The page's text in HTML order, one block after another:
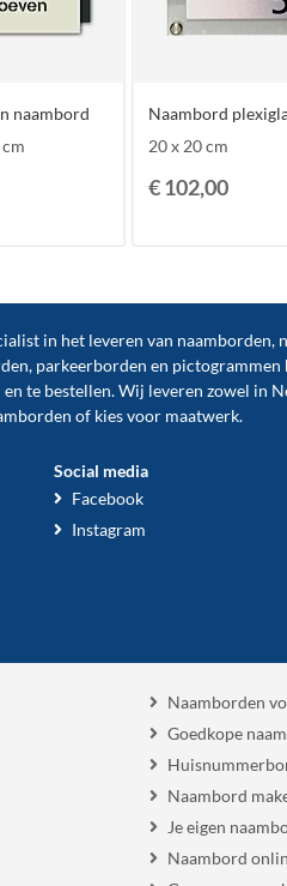
naambord
Naambord
20 x 20 cm
€ 102,00
in het leveren van naamborden,
, parkeerborden en pictogrammen
en te bestellen. Wij leveren zowel in
of kies voor maatwerk.
Social media
Facebook
Instagram
Naamborden
Goedkope
Naambord
Je eigen
Naambord